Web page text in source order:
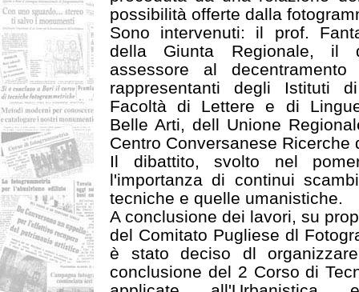
possibilità offerte dalla
Sono intervenuti: il prof.
della Giunta Regionale, il
assessore al
rappresentanti degli Istituti
Facoltà di Lettere e di
Belle Arti, dell Unione
Centro Conversanese Ricerche
Il dibattito, svolto nel
l'importanza di continui
tecniche e quelle umanistiche.
A conclusione dei lavori, su
del Comitato Pugliese dl
è stato deciso dl
conclusione del 2 Corso di